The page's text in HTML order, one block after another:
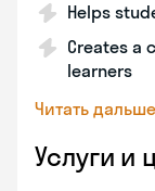
Helps
Creates a
learners
Читать дальше
Услуги и